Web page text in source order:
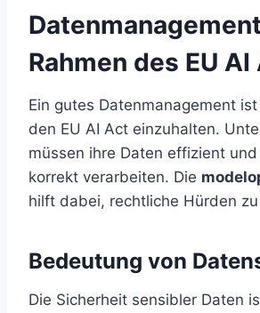
Rahmen des EU AI
Ein gutes Datenmanagement
den EU AI Act einzuhalten.
müssen ihre Daten effizient
korrekt verarbeiten. Die
hilft dabei, rechtliche Hürden
Bedeutung von
Die Sicherheit sensibler Daten